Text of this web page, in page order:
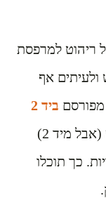
ריהוט למרפסת
אף
ביד 2
בקלות תוכלו למצוא מוצר חדש (אבל מיד 2)
כך תוכלו